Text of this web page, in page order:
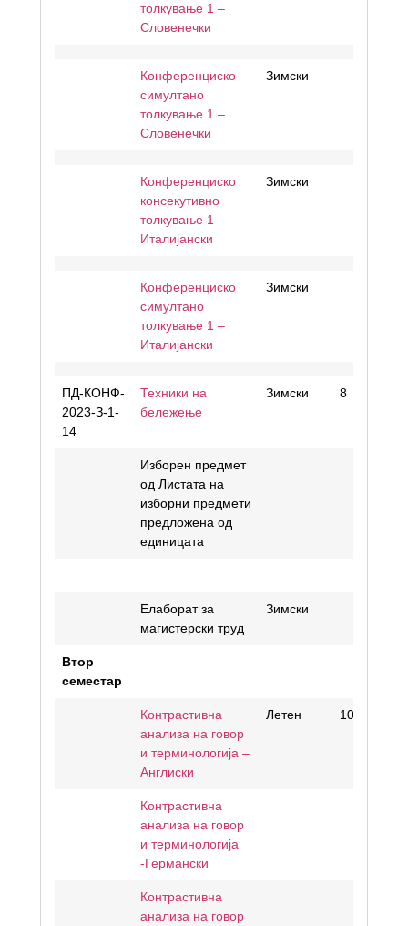
толкување 1 –
Словенечки
Конференциско
симултано
толкување 1 –
Словенечки
Зимски
Конференциско
консекутивно
толкување 1 –
Италијански
Зимски
Конференциско
симултано
толкување 1 –
Италијански
Зимски
ПД-КОНФ-
2023-З-1-
14
Техники на
бележење
Зимски 8
Изборен предмет
од Листата на
изборни предмети
предложена од
единицата
Елаборат за
магистерски труд
Зимски
Втор
семестар
Контрастивна
анализа на говор
и терминологија –
Англиски
Летен 10
Контрастивна
анализа на говор
и терминологија
-Германски
Контрастивна
анализа на говор